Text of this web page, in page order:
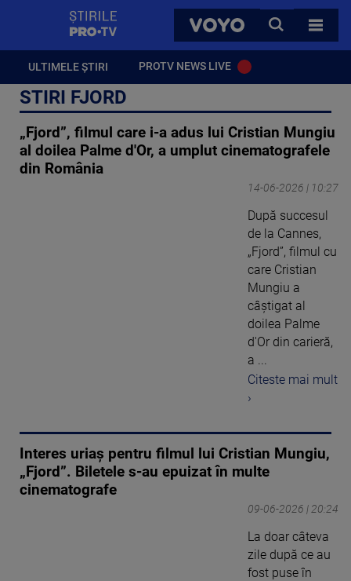
VOYO
CAUTA
TOATE
ULTIMELE ȘTIRI PROTV NEWS LIVE
STIRI FJORD
„Fjord”, filmul care i-a adus lui Cristian Mungiu
al doilea Palme d'Or, a umplut cinematografele
din România
14-06-2026 | 10:27
După succesul
de la Cannes,
„Fjord”, filmul cu
care Cristian
Mungiu a
câștigat al
doilea Palme
d'Or din carieră,
a ...
Citeste mai mult
›
Interes uriaș pentru filmul lui Cristian Mungiu,
„Fjord”. Biletele s-au epuizat în multe
cinematografe
09-06-2026 | 20:24
La doar câteva
zile după ce au
fost puse în